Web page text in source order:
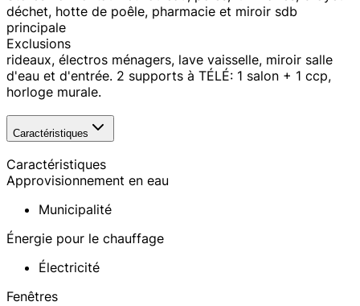
déchet, hotte de poêle, pharmacie et miroir sdb
principale
Exclusions
rideaux, électros ménagers, lave vaisselle, miroir salle
d'eau et d'entrée. 2 supports à TÉLÉ: 1 salon + 1 ccp,
horloge murale.
Caractéristiques
Caractéristiques
Approvisionnement en eau
Municipalité
Énergie pour le chauffage
Électricité
Fenêtres